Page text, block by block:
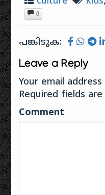
പുലയക്കിടാത്തി
തന്‍ അരയിലെ
പോലും പുലയാണ്
പോലും പുലയന്റെ
പുലയാണ്…
തെക്കിനിയിലും
വിടർന്ന പ്രണയം
ചുരിദാറിട്ടും
വളർച്ചയുടെ
എന്തുതന്നെയാവട്ടെ,
പ്രണയം
ഹൃദ്യമായ
0
പങ്കിടുക:
Leave a Reply
Your email
Required fields
Comment